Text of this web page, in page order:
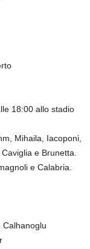
18:00 allo stadio
Mihaila, Iacoponi,
e Brunetta.
e Calabria.
Calhanoglu